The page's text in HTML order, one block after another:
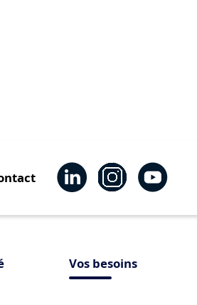
Vos besoins